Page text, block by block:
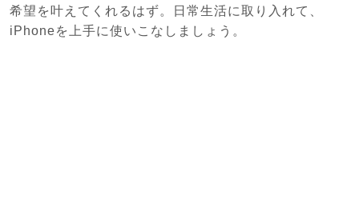
希望を叶えてくれるはず。日常生活に取り入れて、
iPhoneを上手に使いこなしましょう。